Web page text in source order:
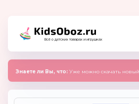
Всё о детских товарах и игрушках
Знаете ли Вы, что: Уже можно скачать новый номер